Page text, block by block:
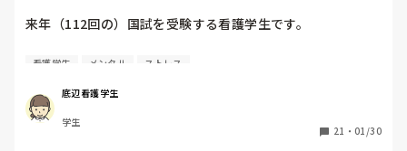
このような状況、新人でもこのような業務量は普通なのでし
定時で帰れないのは優先順位やタイムスケジュールがおかし
と言われます。
まぁ、それはそうなんでしょうけど…
来年（112回の）国試を受験する看護学生です。
看護師を目指した最初のきっかけが親から勧められたこと
失礼ですがお金がもらえることと親が勧めたからという理由
しかない。進路希望調査、就職したくないって書きたかった
ですが、書けませんでした。
看護学生 メンタル ストレス
底辺看護学生
学生
21 ・ 01/30